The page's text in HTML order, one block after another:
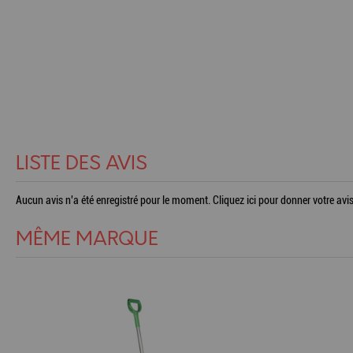
LISTE DES AVIS
Aucun avis n'a été enregistré pour le moment. Cliquez ici pour donner votre
MÊME MARQUE